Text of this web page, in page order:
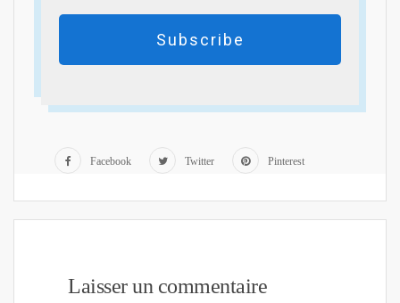
Subscribe
Facebook Twitter Pinterest
Laisser un commentaire